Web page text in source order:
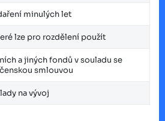
minulých let
lze pro rozdělení použít
a jiných fondů v souladu se
smlouvou
na vývoj